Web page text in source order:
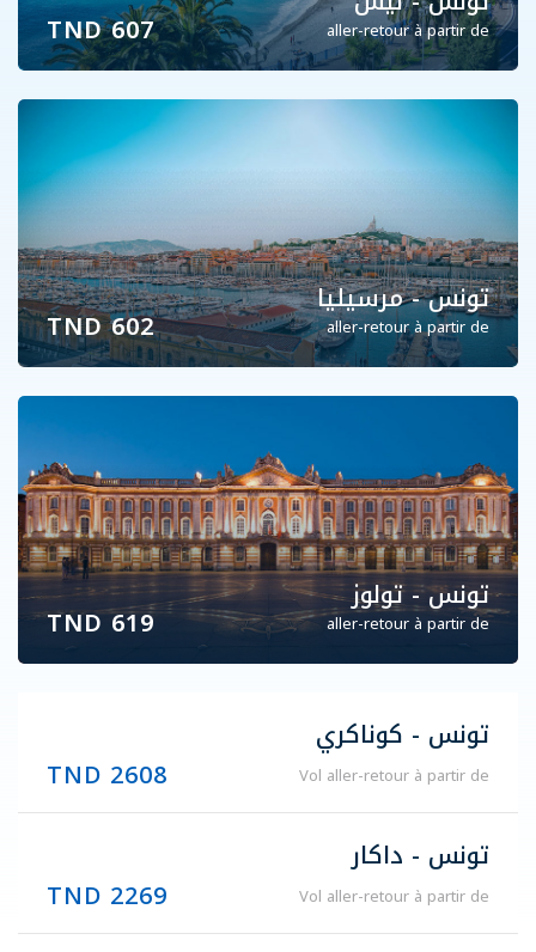
aller-retour à partir de
607 TND
تونس - مرسيليا
aller-retour à partir de
602 TND
تونس - تولوز
aller-retour à partir de
619 TND
تونس - كوناكري
Vol aller-retour à partir de
2608 TND
تونس - داكار
Vol aller-retour à partir de
2269 TND